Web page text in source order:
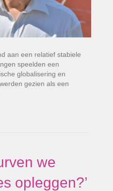
aan een relatief stabiele
speelden een
globalisering en
gezien als een
we
opleggen?’